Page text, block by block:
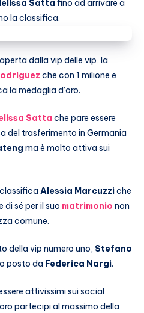
Satta fino ad arrivare a
la classifica.
dalla vip delle vip, la
che con 1 milione e
la medaglia d’oro.
Satta che pare essere
del trasferimento in Germania
ma è molto attiva sui
Alessia Marcuzziche
sé per il suo matrimonio non
comune.
della vip numero uno, Stefano
posto da Federica Nargi.
attivissimi sui social
partecipi al massimo della